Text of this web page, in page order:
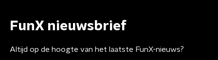
FunX nieuwsbrief
Altijd op de hoogte van het laatste FunX-nieuws?